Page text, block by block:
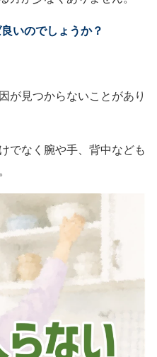
いのでしょうか？
が見つからないことがあり
でなく腕や手、背中なども